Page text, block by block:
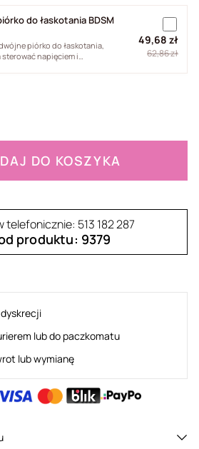
do łaskotania BDSM
piórko do łaskotania,
napięciem i
49,68 zł
62,86 zł
DO KOSZYKA
telefonicznie: 513 182 287
produktu: 9379
lub do paczkomatu
lub wymianę